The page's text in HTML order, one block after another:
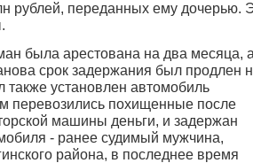
рублей, переданных ему дочерью.
была арестована на два месяца,
срок задержания был продлен
установлен автомобиль
перевозились похищенные после
машины деньги, и задержан
- ранее судимый мужчина,
района, в последнее время